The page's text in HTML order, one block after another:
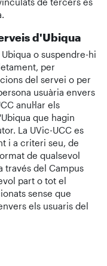
de tercers és
d'Ubiqua
o suspendre-hi
per
del servei o per
usuària envers
anul·lar els
que hagin
La UVic-UCC es
i a criteri seu, de
de qualsevol
través del Campus
part o tot el
sense que
els usuaris del